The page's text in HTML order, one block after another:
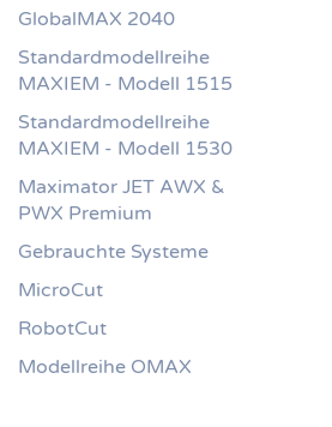
GlobalMAX 2040
Standardmodellreihe
MAXIEM - Modell 1515
Standardmodellreihe
MAXIEM - Modell 1530
Maximator JET AWX &
PWX Premium
Gebrauchte Systeme
MicroCut
RobotCut
Modellreihe OMAX